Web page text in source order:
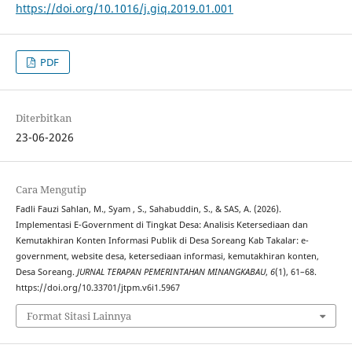
https://doi.org/10.1016/j.giq.2019.01.001
PDF
Diterbitkan
23-06-2026
Cara Mengutip
Fadli Fauzi Sahlan, M., Syam , S., Sahabuddin, S., & SAS, A. (2026).
Implementasi E-Government di Tingkat Desa: Analisis Ketersediaan dan
Kemutakhiran Konten Informasi Publik di Desa Soreang Kab Takalar: e-
government, website desa, ketersediaan informasi, kemutakhiran konten,
Desa Soreang. JURNAL TERAPAN PEMERINTAHAN MINANGKABAU, 6(1), 61–68.
https://doi.org/10.33701/jtpm.v6i1.5967
Format Sitasi Lainnya